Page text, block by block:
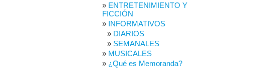
ENTRETENIMIENTO Y
FICCIÓN
INFORMATIVOS
DIARIOS
SEMANALES
MUSICALES
¿Qué es Memoranda?